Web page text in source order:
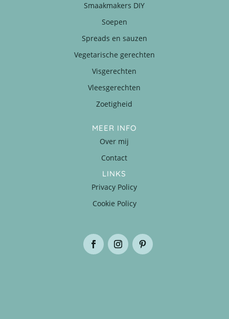
Smaakmakers DIY
Soepen
Spreads en sauzen
Vegetarische gerechten
Visgerechten
Vleesgerechten
Zoetigheid
MEER INFO
Over mij
Contact
LINKS
Privacy Policy
Cookie Policy